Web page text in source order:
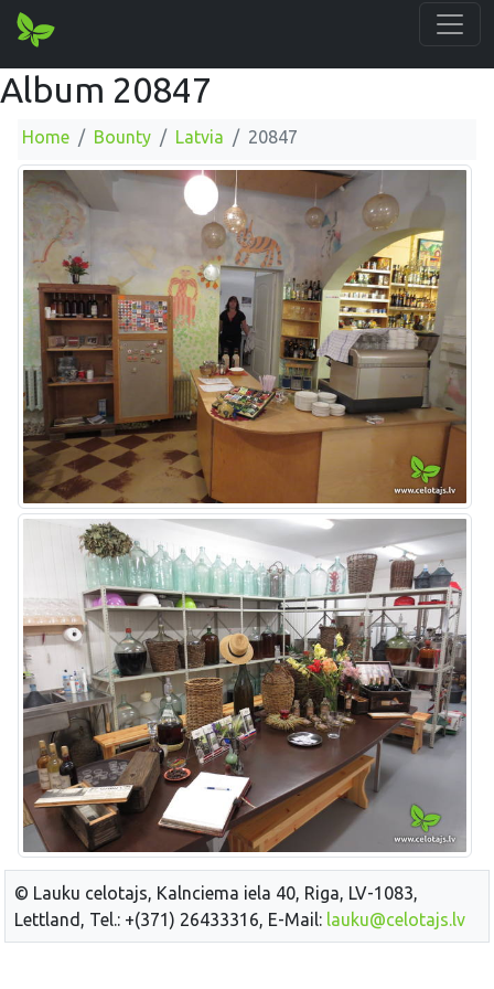
Album 20847
Home Bounty Latvia 20847
© Lauku celotajs, Kalnciema iela 40, Riga, LV-1083,
Lettland, Tel.: +(371) 26433316, E-Mail: lauku@celotajs.lv